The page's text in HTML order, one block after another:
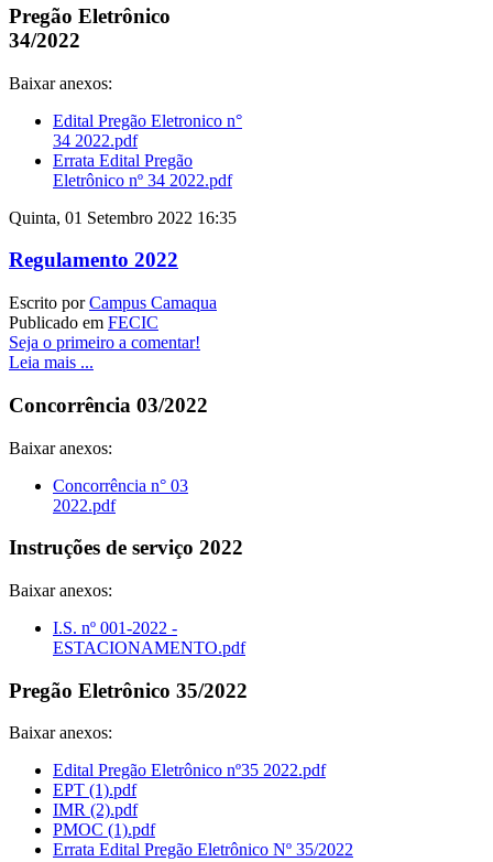
Pregão Eletrônico
34/2022
Baixar anexos:
Edital Pregão Eletronico n°
34 2022.pdf
Errata Edital Pregão
Eletrônico nº 34 2022.pdf
Quinta, 01 Setembro 2022 16:35
Regulamento 2022
Escrito porCampus Camaqua
Publicado em FECIC
Seja o primeiro a comentar!
Leia mais ...
Concorrência 03/2022
Baixar anexos:
Concorrência n° 03
2022.pdf
Instruções de serviço 2022
Baixar anexos:
I.S. nº 001-2022 -
ESTACIONAMENTO.pdf
Pregão Eletrônico 35/2022
Baixar anexos:
Edital Pregão Eletrônico nº35 2022.pdf
EPT (1).pdf
IMR (2).pdf
PMOC (1).pdf
Errata Edital Pregão Eletrônico Nº 35/2022